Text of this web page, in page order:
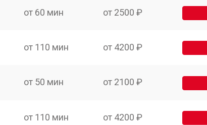
от 60 мин от 2500 ₽
от 110 мин от 4200 ₽
от 50 мин от 2100 ₽
от 110 мин от 4200 ₽